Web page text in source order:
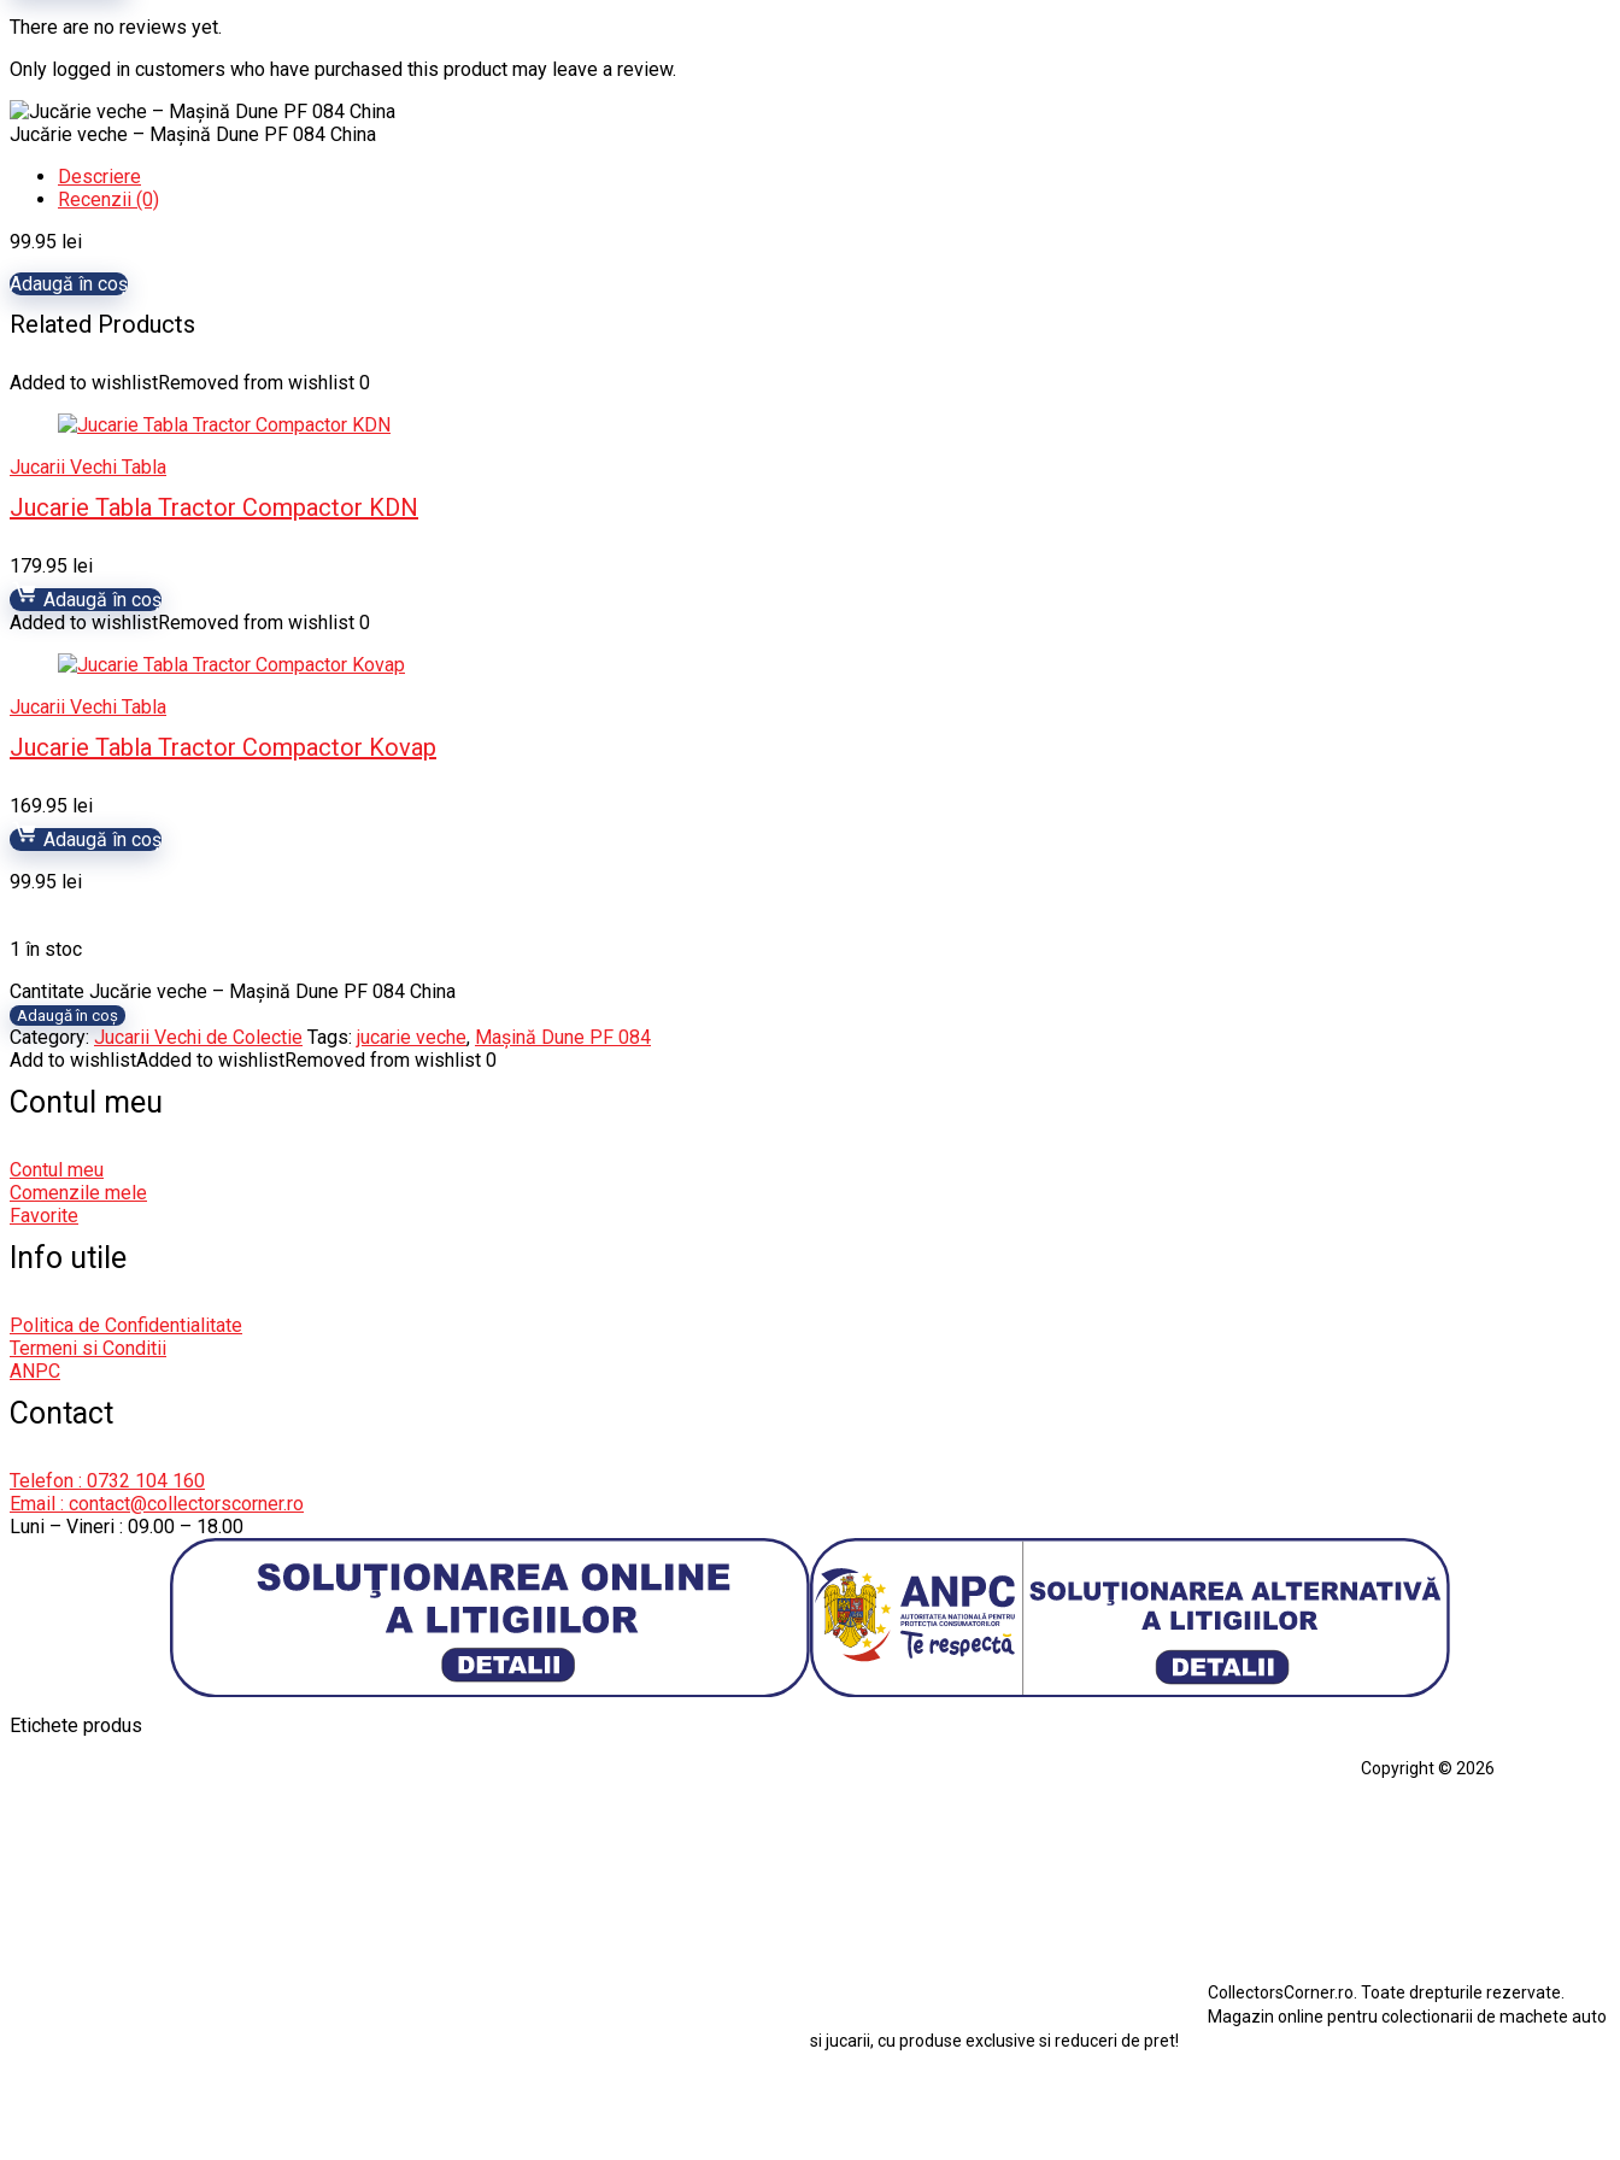
There are no reviews yet.
Only logged in customers who have purchased this product may leave a review.
Jucărie veche – Mașină Dune PF 084 China
Descriere
Recenzii (0)
99.95 lei
Adaugă în coș
Related Products
Added to wishlistRemoved from wishlist 0
Jucarii Vechi Tabla
Jucarie Tabla Tractor Compactor KDN
179.95 lei
Adaugă în coș
Added to wishlistRemoved from wishlist 0
Jucarii Vechi Tabla
Jucarie Tabla Tractor Compactor Kovap
169.95 lei
Adaugă în coș
99.95 lei
1 în stoc
Cantitate Jucărie veche – Mașină Dune PF 084 China
Adaugă în coș
Category: Jucarii Vechi de Colectie Tags: jucarie veche, Mașină Dune PF 084
Add to wishlistAdded to wishlistRemoved from wishlist 0
Contul meu
Contul meu
Comenzile mele
Favorite
Info utile
Politica de Confidentialitate
Termeni si Conditii
ANPC
Contact
Telefon : 0732 104 160
Email : contact@collectorscorner.ro
Luni – Vineri : 09.00 – 18.00
Etichete produs
Copyright © 2026
CollectorsCorner.ro. Toate drepturile rezervate.
Magazin online pentru colectionarii de machete auto
si jucarii, cu produse exclusive si reduceri de pret!